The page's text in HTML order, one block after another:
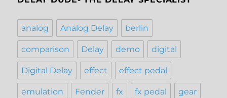
analog Analog Delay berlin
comparison Delay demo digital
Digital Delay effect effect pedal
emulation Fender fx fx pedal gear